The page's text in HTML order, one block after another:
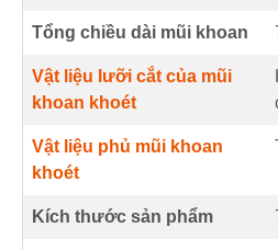
Tổng chiều dài mũi khoan
Vật liệu lưỡi cắt của mũi
khoan khoét
Vật liệu phủ mũi khoan
khoét
Kích thước sản phẩm